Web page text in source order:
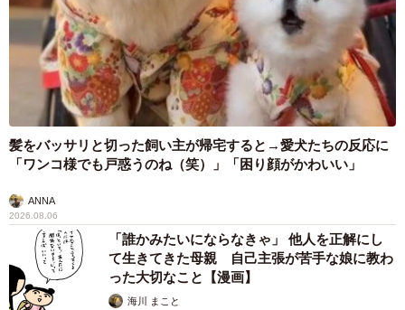
髪をバッサリと切った飼い主が帰宅すると→愛犬たちの反応に
「ワンコ様でも戸惑うのね（笑）」「困り顔がかわいい」
ANNA
2026.08.06
「誰かみたいにならなきゃ」 他人を正解にし
て生きてきた母親 自己主張が苦手な娘に教わ
った大切なこと【漫画】
海川 まこと